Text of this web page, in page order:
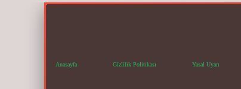
Anasayfa Gizlilik Politikası Yasal Uyarı